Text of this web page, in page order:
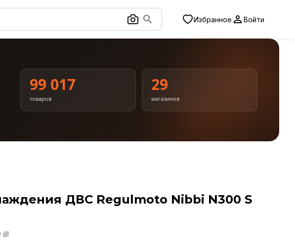
Избранное Войти
99 017
товаров
29
магазинов
ДВС Regulmoto Nibbi N300 S